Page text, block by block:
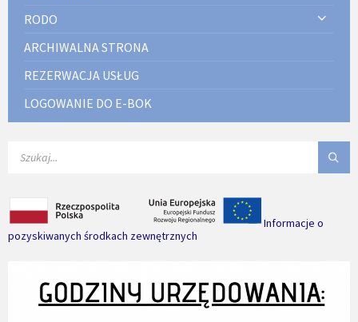
RODO
ARCHIWALNA STRONA
REZERWACJA USŁUG
LOGOWANIE DO E-BOK
Informacje o
pozyskiwanych środkach zewnętrznych